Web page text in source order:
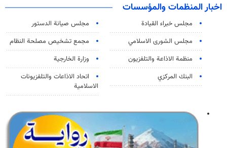
اخبار المنظمات والمؤسسات
مجلس خبراء القيادة
مجلس صيانة الدستور
مجلس الشورى الاسلامي
مجمع تشخيص مصلحة النظام
منظمة الاذاعة والتلفزیون
وزارة الخارجية
البنك المركزي
اتحاد الاذاعات والتلفزيونات
الاسلامية